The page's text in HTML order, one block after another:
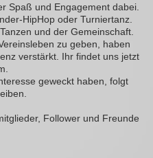
Spaß und Engagement dabei.
HipHop oder Turniertanz.
und der Gemeinschaft.
zu geben, haben
verstärkt. Ihr findet uns jetzt
geweckt haben, folgt
Follower und Freunde